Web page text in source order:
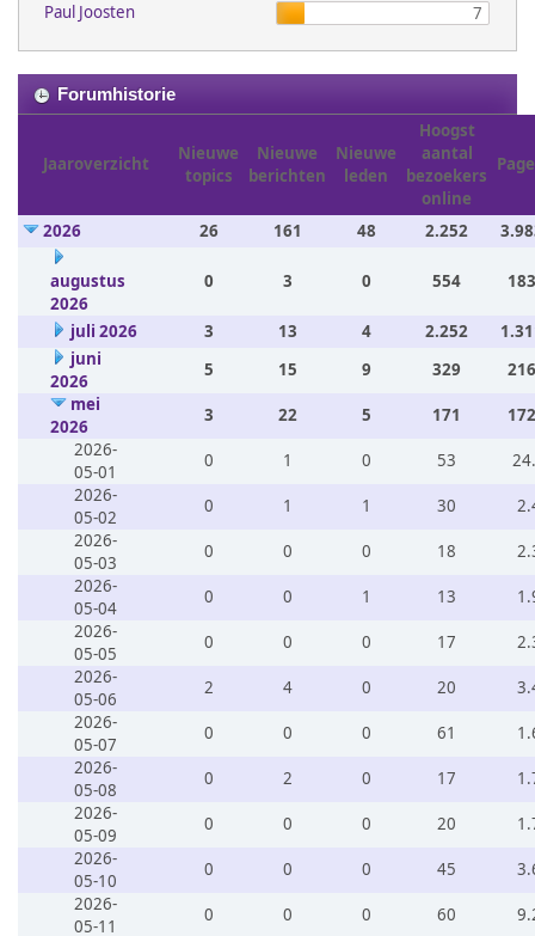
Paul Joosten
7
Forumhistorie
Jaaroverzicht
Nieuwe
topics
Nieuwe
berichten
Nieuwe
leden
Hoogst
aantal
bezoekers
online
2026 26 161 48 2.252
augustus
2026
0 3 0 554
juli 2026 3 13 4 2.252
juni
2026
5 15 9 329
mei
2026
3 22 5 171
2026-
05-01
0 1 0 53
2026-
05-02
0 1 1 30
2026-
05-03
0 0 0 18
2026-
05-04
0 0 1 13
2026-
05-05
0 0 0 17
2026-
05-06
2 4 0 20
2026-
05-07
0 0 0 61
2026-
05-08
0 2 0 17
2026-
05-09
0 0 0 20
2026-
05-10
0 0 0 45
2026-
05-11
0 0 0 60